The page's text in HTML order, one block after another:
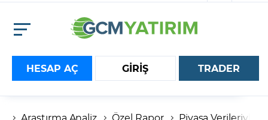
HESAP AÇ GİRİŞ
Hesap numaranız
TRADER
Araştırma Analiz Özel Rapor Piyasa Verileriyle